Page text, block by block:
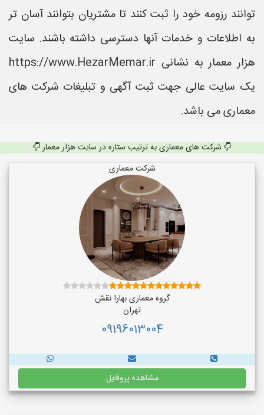
توانند رزومه خود را ثبت کنند تا مشتریان بتوانند آسان تر
به اطلاعات و خدمات آنها دسترسی داشته باشند. سایت
هزار معمار به نشانی https://www.HezarMemar.ir
یک سایت عالی جهت ثبت آگهی و تبلیغات شرکت های
معماری می باشد.
شرکت های معماری به ترتیب ستاره در سایت هزار معمار
شرکت معماری
گروه معماری بهارا نقش
تهران
09196013004
مشاهده پروفایل